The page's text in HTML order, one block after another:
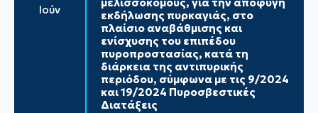
Ιούν
μελισσοκόμους, για την αποφυγή
εκδήλωσης πυρκαγιάς, στο
πλαίσιο αναβάθμισης και
ενίσχυσης του επιπέδου
πυροπροστασίας, κατά τη
διάρκεια της αντιπυρικής
περιόδου, σύμφωνα με τις 9/2024
και 19/2024 Πυροσβεστικές
Διατάξεις